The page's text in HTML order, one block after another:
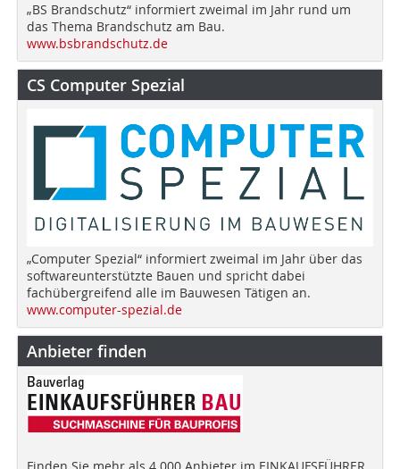
„BS Brandschutz“ informiert zweimal im Jahr rund um
das Thema Brandschutz am Bau.
www.bsbrandschutz.de
CS Computer Spezial
„Computer Spezial“ informiert zweimal im Jahr über das
softwareunterstützte Bauen und spricht dabei
fachübergreifend alle im Bauwesen Tätigen an.
www.computer-spezial.de
Anbieter finden